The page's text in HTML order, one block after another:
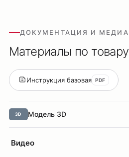
ДОКУМЕНТАЦИЯ И МЕДИА
Материалы по товару
Инструкция базовая PDF
3D Модель 3D
Видео